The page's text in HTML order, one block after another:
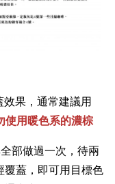
果，通常建議用
使用暖色系的濃棕
部做過一次，待兩
蓋，即可用目標色